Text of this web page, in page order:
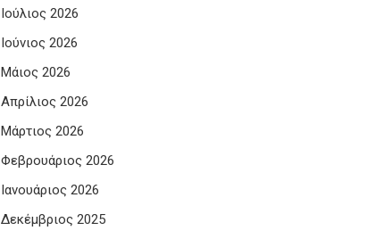
Ιούλιος 2026
Ιούνιος 2026
Μάιος 2026
Απρίλιος 2026
Μάρτιος 2026
Φεβρουάριος 2026
Ιανουάριος 2026
Δεκέμβριος 2025